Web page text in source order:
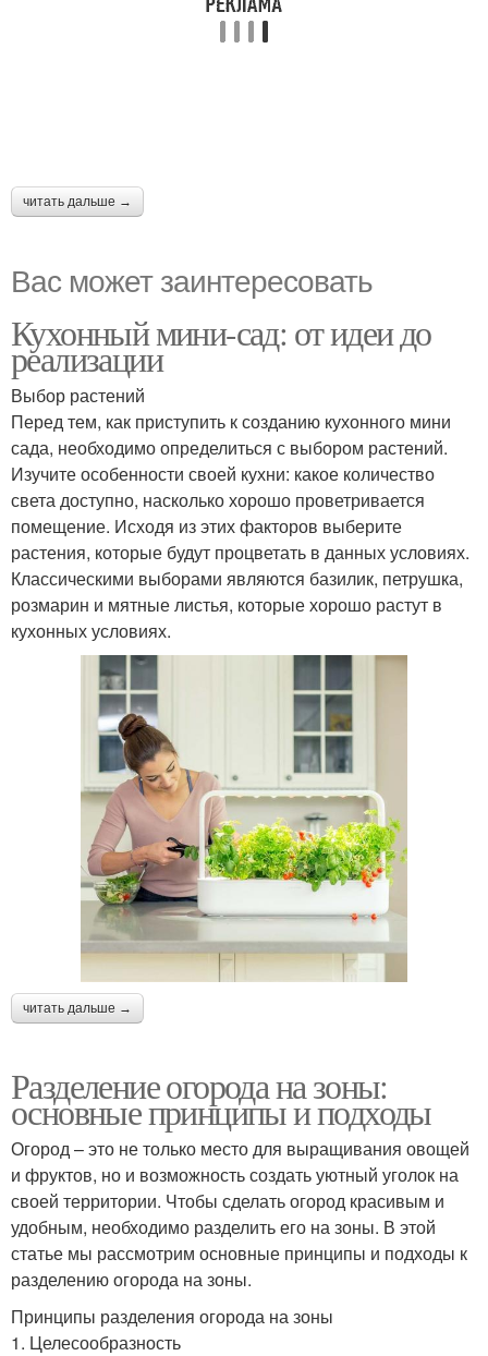
читать дальше →
Вас может заинтересовать
Кухонный мини-сад: от идеи до
реализации
Выбор растений
Перед тем, как приступить к созданию кухонного мини
сада, необходимо определиться с выбором растений.
Изучите особенности своей кухни: какое количество
света доступно, насколько хорошо проветривается
помещение. Исходя из этих факторов выберите
растения, которые будут процветать в данных условиях.
Классическими выборами являются базилик, петрушка,
розмарин и мятные листья, которые хорошо растут в
кухонных условиях.
читать дальше →
Разделение огорода на зоны:
основные принципы и подходы
Огород – это не только место для выращивания овощей
и фруктов, но и возможность создать уютный уголок на
своей территории. Чтобы сделать огород красивым и
удобным, необходимо разделить его на зоны. В этой
статье мы рассмотрим основные принципы и подходы к
разделению огорода на зоны.
Принципы разделения огорода на зоны
1. Целесообразность